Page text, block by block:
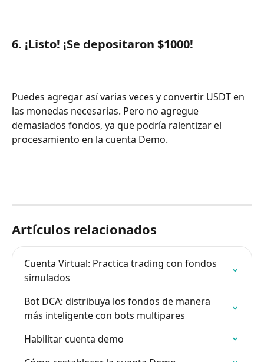
6. ¡Listo! ¡Se depositaron $1000!
Puedes agregar así varias veces y convertir USDT en
las monedas necesarias. Pero no agregue
demasiados fondos, ya que podría ralentizar el
procesamiento en la cuenta Demo.
Artículos relacionados
Cuenta Virtual: Practica trading con fondos
simulados
Bot DCA: distribuya los fondos de manera
más inteligente con bots multipares
Habilitar cuenta demo